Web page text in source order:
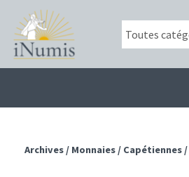
Archives / Monnaies / Capétiennes /